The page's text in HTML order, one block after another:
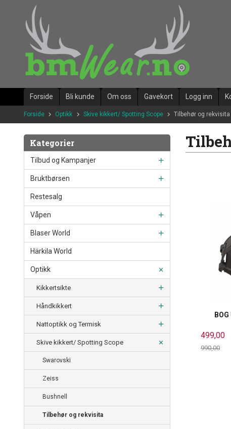
innholdet
Forside Bli kunde Om oss Gavekort Logg inn
Forside Optikk Skive kikkert/ Spotting Scope Tilbehør og rekvisita
Kategorier
Tilbud og Kampanjer
Bruktbørsen
Restesalg
Våpen
Blaser World
Härkila World
Optikk
Kikkertsikte
Håndkikkert
Nattoptikk og Termisk
Skive kikkert/ Spotting Scope
Swarovski
Zeiss
Bushnell
Tilbehør og rekvisita
499,00
990,00